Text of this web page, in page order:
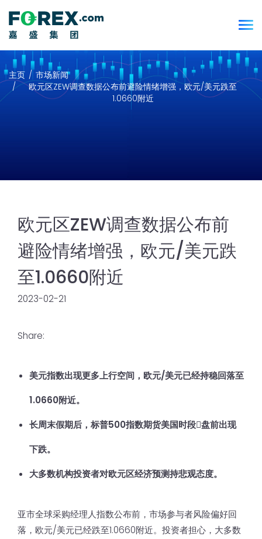
主页
市场新闻
欧元区ZEW调查数据公布前避险情绪增强，欧元/美元跌至
1.0660附近
欧元区ZEW调查数据公布前
避险情绪增强，欧元/美元跌
至1.0660附近
2023-02-21
Share:
美元指数出现更多上行空间，欧元/美元已经持稳回落至
1.0660附近。
长周末假期后，标普500指数期货美国时段𫔭盘前出现
下跌。
大多数机构投资者对欧元区经济预测持悲观态度。
亚市全球采购经理人指数公布前，市场参与者风险偏好回
落，欧元/美元已经跌至1.0660附近。投资者担心，大多数